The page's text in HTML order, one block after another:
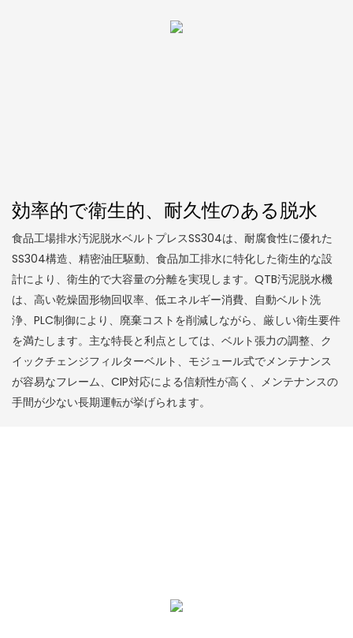
効率的で衛生的、耐久性のある脱水
食品工場排水汚泥脱水ベルトプレスSS304は、耐腐食性に優れた
SS304構造、精密油圧駆動、食品加工排水に特化した衛生的な設
計により、衛生的で大容量の分離を実現します。QTB汚泥脱水機
は、高い乾燥固形物回収率、低エネルギー消費、自動ベルト洗
浄、PLC制御により、廃棄コストを削減しながら、厳しい衛生要件
を満たします。主な特長と利点としては、ベルト張力の調整、ク
イックチェンジフィルターベルト、モジュール式でメンテナンス
が容易なフレーム、CIP対応による信頼性が高く、メンテナンスの
手間が少ない長期運転が挙げられます。